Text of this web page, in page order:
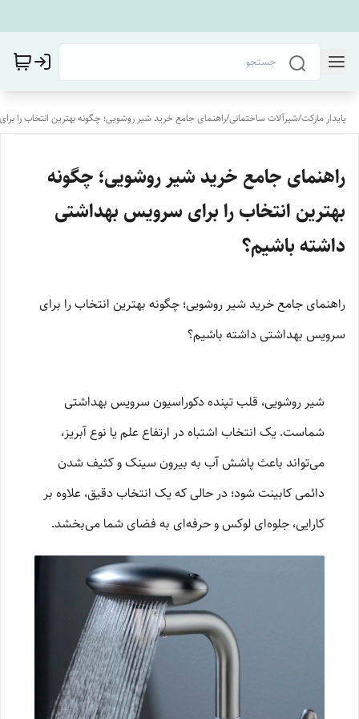
پایدار مارکت/شیرآلات ساختمانی/راهنمای جامع خرید شیر روشویی؛ چگونه بهترین انتخاب را
راهنمای جامع خرید شیر روشویی؛ چگونه
بهترین انتخاب را برای سرویس بهداشتی
داشته باشیم؟
راهنمای جامع خرید شیر روشویی؛ چگونه بهترین انتخاب را برای
سرویس بهداشتی داشته باشیم؟
شیر روشویی، قلب تپنده دکوراسیون سرویس بهداشتی
شماست. یک انتخاب اشتباه در ارتفاع علم یا نوع آبریز،
می‌تواند باعث پاشش آب به بیرون سینک و کثیف شدن
دائمی کابینت شود؛ در حالی که یک انتخاب دقیق، علاوه بر
کارایی، جلوه‌ای لوکس و حرفه‌ای به فضای شما می‌بخشد.